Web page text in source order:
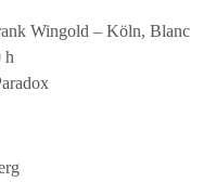
Wingold – Köln, Blanc
h